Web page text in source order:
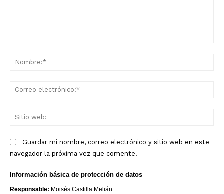
Guardar mi nombre, correo electrónico y sitio web en este
navegador la próxima vez que comente.
Información básica de protección de datos
Responsable: Moisés Castilla Melián.